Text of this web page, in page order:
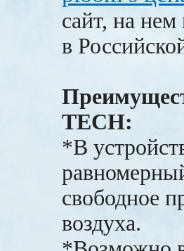
сайт, на
в
TECH:
*В
свободное
воздуха.